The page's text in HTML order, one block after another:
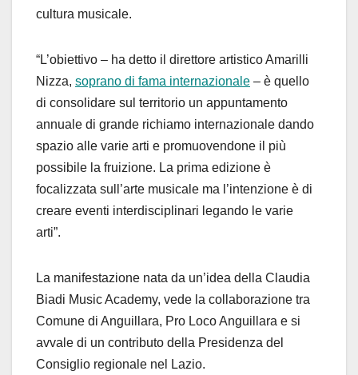
cultura musicale.
“L’obiettivo – ha detto il direttore artistico Amarilli
Nizza, soprano di fama internazionale – è quello
di consolidare sul territorio un appuntamento
annuale di grande richiamo internazionale dando
spazio alle varie arti e promuovendone il più
possibile la fruizione. La prima edizione è
focalizzata sull’arte musicale ma l’intenzione è di
creare eventi interdisciplinari legando le varie
arti”.
La manifestazione nata da un’idea della Claudia
Biadi Music Academy, vede la collaborazione tra
Comune di Anguillara, Pro Loco Anguillara e si
avvale di un contributo della Presidenza del
Consiglio regionale nel Lazio.